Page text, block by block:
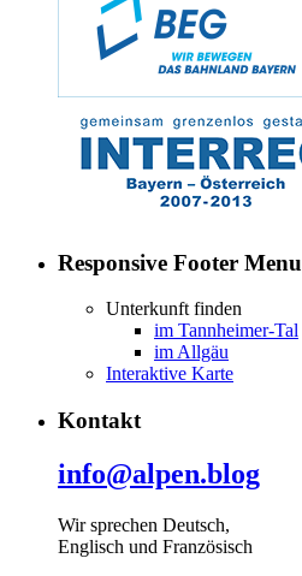
Responsive Footer Menu
Unterkunft finden
im Tannheimer-Tal
im Allgäu
Interaktive Karte
Kontakt
info@alpen.blog
Wir sprechen Deutsch,
Englisch und Französisch